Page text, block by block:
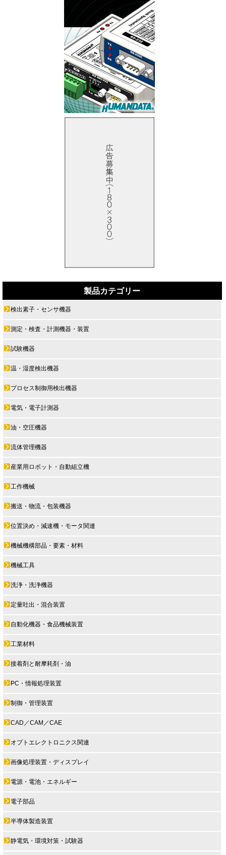
製品カテゴリー
検出素子・センサ機器
測定・検査・計測機器・装置
試験機器
温・湿度検出機器
プロセス制御用検出機器
電気・電子計測器
油・空圧機器
流体管理機器
産業用ロボット・自動組立機
工作機械
搬送・物流・包装機器
位置決め・減速機・モータ関連
機械機構部品・要素・材料
機械工具
洗浄・洗浄機器
定量吐出・混合装置
自動化機器・食品機械装置
工業材料
接着剤と耐摩耗剤・油
PC・情報処理装置
制御・管理装置
CAD／CAM／CAE
オプトエレクトロニクス関連
画像処理装置・ディスプレイ
電源・電池・エネルギー
電子部品
半導体製造装置
静電気・環境対策・試験器